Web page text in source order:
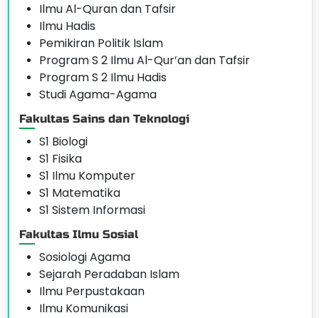
Ilmu Al-Quran dan Tafsir
Ilmu Hadis
Pemikiran Politik Islam
Program S 2 Ilmu Al-Qur’an dan Tafsir
Program S 2 Ilmu Hadis
Studi Agama-Agama
Fakultas Sains dan Teknologi
S1 Biologi
S1 Fisika
S1 Ilmu Komputer
S1 Matematika
S1 Sistem Informasi
Fakultas Ilmu Sosial
Sosiologi Agama
Sejarah Peradaban Islam
Ilmu Perpustakaan
Ilmu Komunikasi